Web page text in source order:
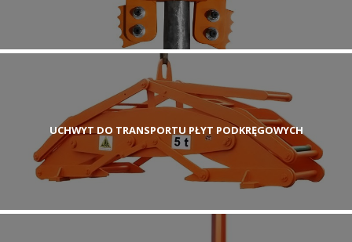
UCHWYT DO TRANSPORTU PŁYT PODKRĘGOWYCH